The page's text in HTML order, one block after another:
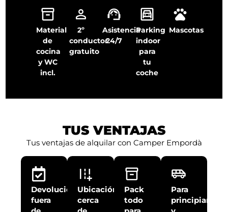
Material
de
cocina
y WC
incl.
2º
conductor
gratuito
Asistencia
24/7
Parking
indoor
para
tu
coche
Mascotas
TUS VENTAJAS
Tus ventajas de alquilar con Camper Empordà
Devolución
fuera
Ubicación
cerca
Pack
todo
Para
principiantes